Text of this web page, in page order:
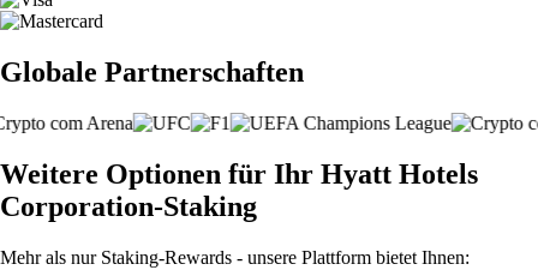
Globale Partnerschaften
Weitere Optionen für Ihr Hyatt Hotels
Corporation-Staking
Mehr als nur Staking-Rewards - unsere Plattform bietet Ihnen: